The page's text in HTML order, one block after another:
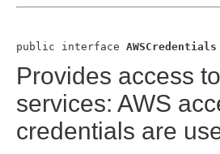
public interface AWSCredentials
Provides access
services: AWS
credentials are